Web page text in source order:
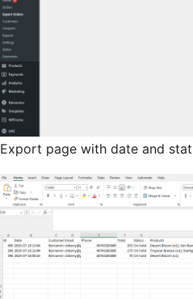
Export page with date and